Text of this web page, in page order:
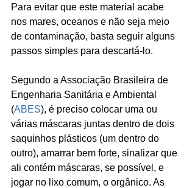
Para evitar que este material acabe
nos mares, oceanos e não seja meio
de contaminação, basta seguir alguns
passos simples para descartá-lo.
Segundo a Associação Brasileira de
Engenharia Sanitária e Ambiental
(ABES), é preciso colocar uma ou
várias máscaras juntas dentro de dois
saquinhos plásticos (um dentro do
outro), amarrar bem forte, sinalizar que
ali contém máscaras, se possível, e
jogar no lixo comum, o orgânico. As